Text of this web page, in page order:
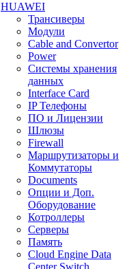
HUAWEI
Трансиверы
Модули
Cable and Convertor
Power
Системы хранения
данных
Interface Card
IP Телефоны
ПО и Лицензии
Шлюзы
Firewall
Маршрутизаторы и
Коммутаторы
Documents
Опции и Доп.
Оборудование
Котроллеры
Серверы
Память
Cloud Engine Data